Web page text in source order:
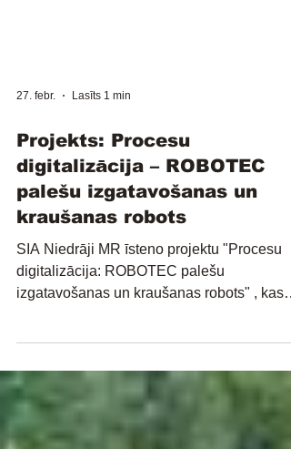
27. febr. Lasīts 1 min
Projekts: Procesu
digitalizācija – ROBOTEC
palešu izgatavošanas un
kraušanas robots
izgatavošanas un kraušanas robots" , kas
tiek realizēts Atveseļošanas fonda ietvaros
sadarbībā ar Latvijas Investīciju un
aģentūru. Palešu naglošanas un kraušanas